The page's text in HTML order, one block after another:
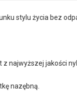
stylu życia bez
najwyższej jakości
nazębną.